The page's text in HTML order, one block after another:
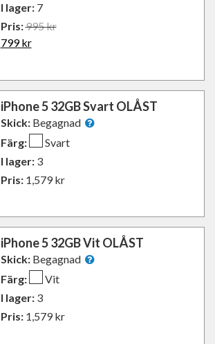
I lager: 7
Pris:995kr
799kr
iPhone 5 32GB Svart OLÅST
Skick: Begagnad
Färg:
Svart
I lager: 3
Pris: 1,579kr
iPhone 5 32GB Vit OLÅST
Skick: Begagnad
Färg:
Vit
I lager: 3
Pris: 1,579kr